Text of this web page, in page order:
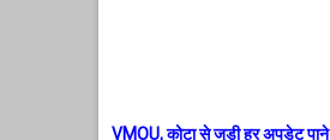
VMOU, कोटा से जुड़ी हर अपडेट